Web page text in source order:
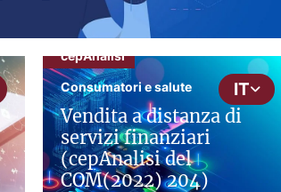
IT
cepAnalisi
Consumatori e salute
Vendita a distanza di
servizi finanziari
(cepAnalisi del
COM(2022) 204)